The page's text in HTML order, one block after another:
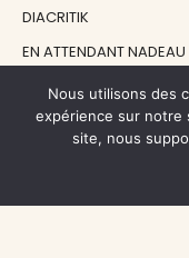
DIACRITIK
EN ATTENDANT NADEAU
NOS SOUTIENS
Nous utilisons des
expérience sur notre
site, nous